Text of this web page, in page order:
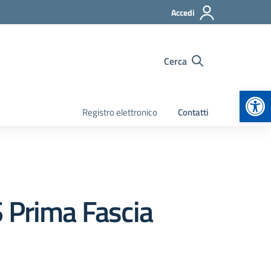
Accedi
Cerca
Registro elettronico Contatti
Fascia